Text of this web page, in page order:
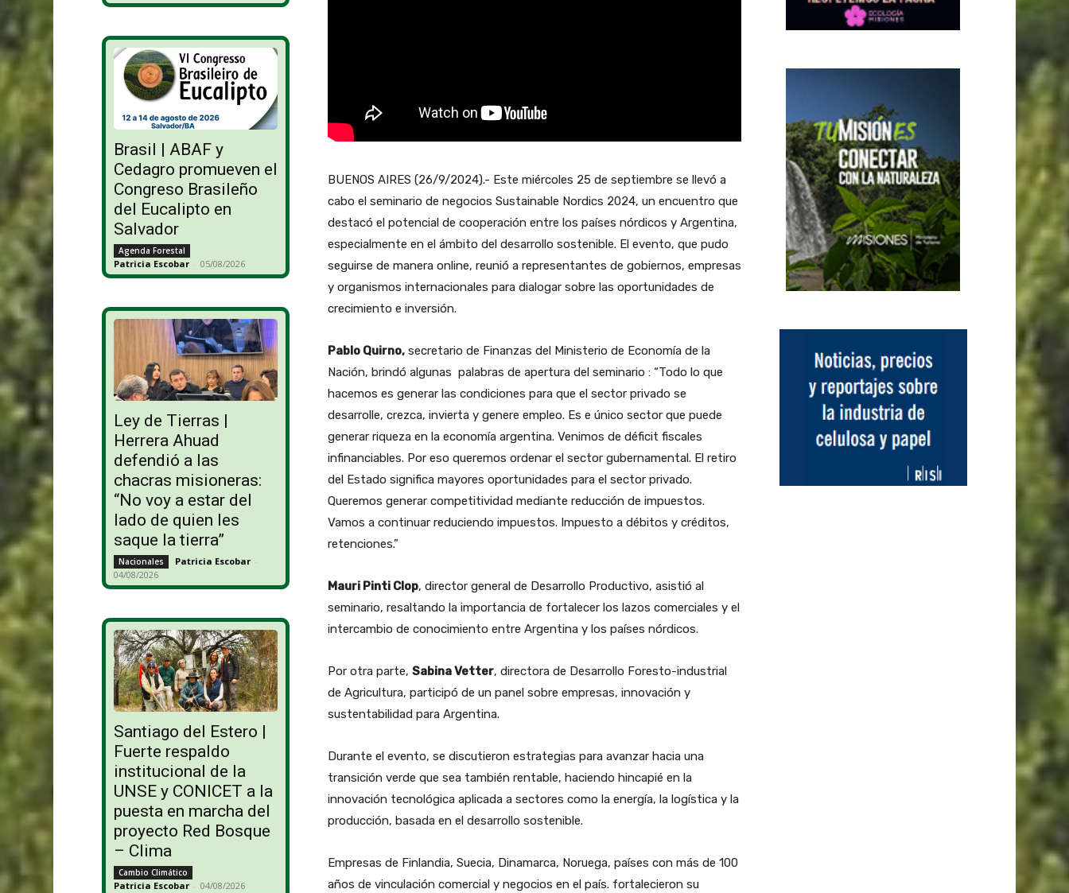
Brasil | ABAF y
Cedagro promueven el
Congreso Brasileño
del Eucalipto en
Salvador
Agenda Forestal
Patricia Escobar - 05/08/2026
Ley de Tierras |
Herrera Ahuad
defendió a las
chacras misioneras:
“No voy a estar del
lado de quien les
saque la tierra”
Nacionales Patricia Escobar -
04/08/2026
Santiago del Estero |
Fuerte respaldo
institucional de la
UNSE y CONICET a la
puesta en marcha del
proyecto Red Bosque
– Clima
Cambio Climático
Patricia Escobar - 04/08/2026
BUENOS AIRES (26/9/2024).- Este miércoles 25 de septiembre se llevó a
cabo el seminario de negocios Sustainable Nordics 2024, un encuentro que
destacó el potencial de cooperación entre los países nórdicos y Argentina,
especialmente en el ámbito del desarrollo sostenible. El evento, que pudo
seguirse de manera online, reunió a representantes de gobiernos, empresas
y organismos internacionales para dialogar sobre las oportunidades de
crecimiento e inversión.
Pablo Quirno,secretario de Finanzas del Ministerio de Economía de la
Nación, brindó algunas palabras de apertura del seminario : “Todo lo que
hacemos es generar las condiciones para que el sector privado se
desarrolle, crezca, invierta y genere empleo. Es e único sector que puede
generar riqueza en la economía argentina. Venimos de déficit fiscales
infinanciables. Por eso queremos ordenar el sector gubernamental. El retiro
del Estado significa mayores oportunidades para el sector privado.
Queremos generar competitividad mediante reducción de impuestos.
Vamos a continuar reduciendo impuestos. Impuesto a débitos y créditos,
retenciones.”
Mauri Pinti Clop, director general de Desarrollo Productivo, asistió al
seminario, resaltando la importancia de fortalecer los lazos comerciales y el
intercambio de conocimiento entre Argentina y los países nórdicos.
Por otra parte, Sabina Vetter, directora de Desarrollo Foresto-industrial
de Agricultura, participó de un panel sobre empresas, innovación y
sustentabilidad para Argentina.
Durante el evento, se discutieron estrategias para avanzar hacia una
transición verde que sea también rentable, haciendo hincapié en la
innovación tecnológica aplicada a sectores como la energía, la logística y la
producción, basada en el desarrollo sostenible.
Empresas de Finlandia, Suecia, Dinamarca, Noruega, países con más de 100
años de vinculación comercial y negocios en el país. fortalecieron su